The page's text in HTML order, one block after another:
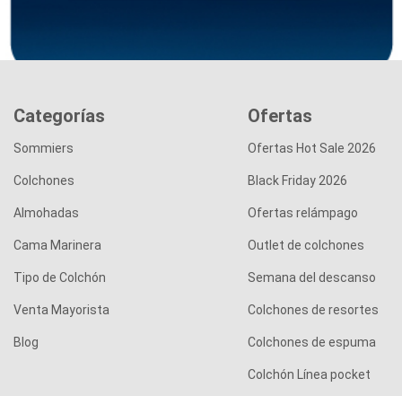
Categorías
Sommiers
Colchones
Almohadas
Cama Marinera
Tipo de Colchón
Venta Mayorista
Blog
Ofertas
Ofertas Hot Sale 2026
Black Friday 2026
Ofertas relámpago
Outlet de colchones
Semana del descanso
Colchones de resortes
Colchones de espuma
Colchón Línea pocket